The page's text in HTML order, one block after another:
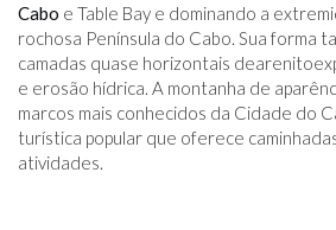
COMEÇA
COM
UM
ESTRONDO
Cabo e Table Bay e dominando a
rochosa Península do Cabo. Sua forma
camadas quase horizontais
e erosão hídrica. A montanha de
marcos mais conhecidos da Cidade do
turística popular que oferece
atividades.